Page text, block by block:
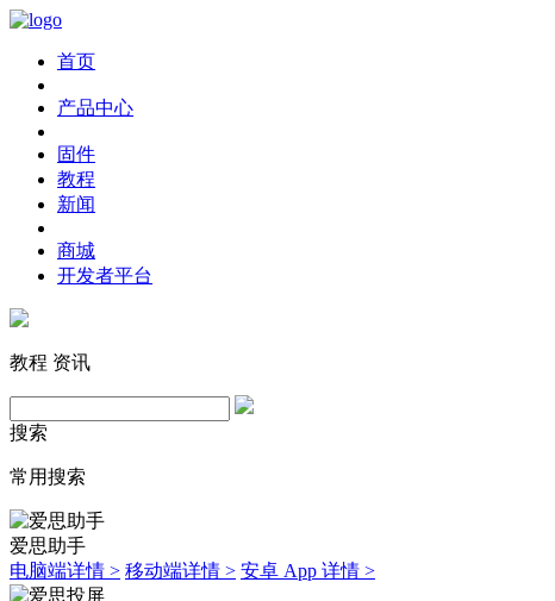
首页
产品中心
固件
教程
新闻
商城
开发者平台
教程 资讯
搜索
常用搜索
爱思助手
电脑端详情 > 移动端详情 > 安卓 App 详情 >